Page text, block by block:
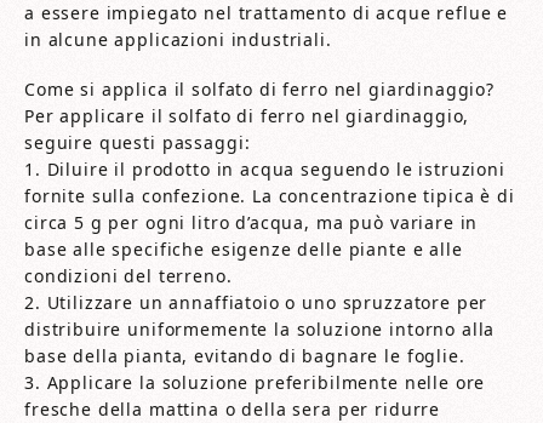
a essere impiegato nel trattamento di acque reflue e
in alcune applicazioni industriali.
Come si applica il solfato di ferro nel giardinaggio?
Per applicare il solfato di ferro nel giardinaggio,
seguire questi passaggi:
1. Diluire il prodotto in acqua seguendo le istruzioni
fornite sulla confezione. La concentrazione tipica è di
circa 5 g per ogni litro d’acqua, ma può variare in
base alle specifiche esigenze delle piante e alle
condizioni del terreno.
2. Utilizzare un annaffiatoio o uno spruzzatore per
distribuire uniformemente la soluzione intorno alla
base della pianta, evitando di bagnare le foglie.
3. Applicare la soluzione preferibilmente nelle ore
fresche della mattina o della sera per ridurre